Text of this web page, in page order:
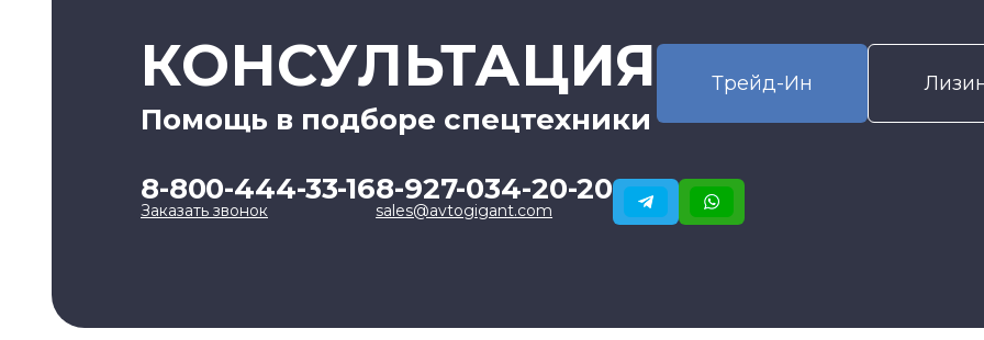
КОНСУЛЬТАЦИЯ
Помощь в подборе спецтехники
Трейд-Ин
8-800-444-33-16
Заказать звонок
8-927-034-20-20
sales@avtogigant.com